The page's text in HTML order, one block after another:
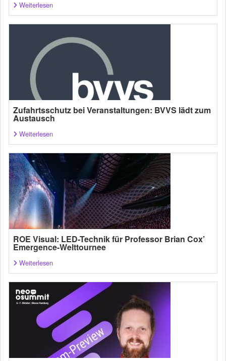
Weiterlesen
Zufahrtsschutz bei Veranstaltungen: BVVS lädt zum
Austausch
Weiterlesen
ROE Visual: LED-Technik für Professor Brian Cox’
Emergence-Welttournee
Weiterlesen